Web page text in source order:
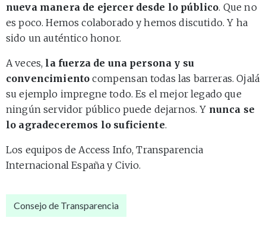
nueva manera de ejercer desde lo público. Que no
es poco. Hemos colaborado y hemos discutido. Y ha
sido un auténtico honor.
A veces, la fuerza de una persona y su
convencimiento compensan todas las barreras. Ojalá
su ejemplo impregne todo. Es el mejor legado que
ningún servidor público puede dejarnos. Y nunca se
lo agradeceremos lo suficiente.
Los equipos de Access Info, Transparencia
Internacional España y Civio.
Consejo de Transparencia